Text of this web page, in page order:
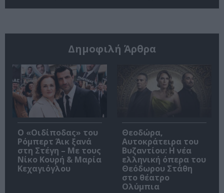
Δημοφιλή Άρθρα
O «Οιδίποδας» του
Ρόμπερτ Άικ ξανά
στη Στέγη – Με τους
Νίκο Κουρή & Μαρία
Κεχαγιόγλου
Θεοδώρα,
Αυτοκράτειρα του
Βυζαντίου: Η νέα
ελληνική όπερα του
Θεόδωρου Στάθη
στο θέατρο
Ολύμπια